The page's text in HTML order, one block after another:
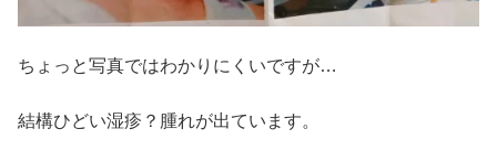
ちょっと写真ではわかりにくいですが…
結構ひどい湿疹？腫れが出ています。